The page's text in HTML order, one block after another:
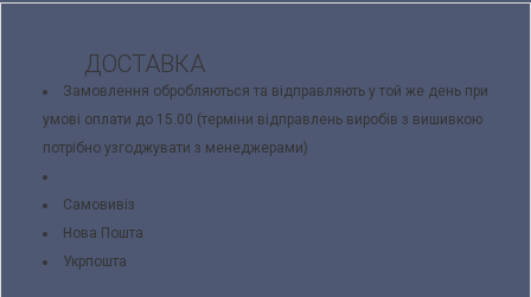
ДОСТАВКА
Замовлення обробляються та відправляють у той же день при
умові оплати до 15.00 (терміни відправлень виробів з вишивкою
потрібно узгоджувати з менеджерами)
Самовивіз
Нова Пошта
Укрпошта